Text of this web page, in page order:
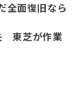
全面復旧なら
東芝が作業